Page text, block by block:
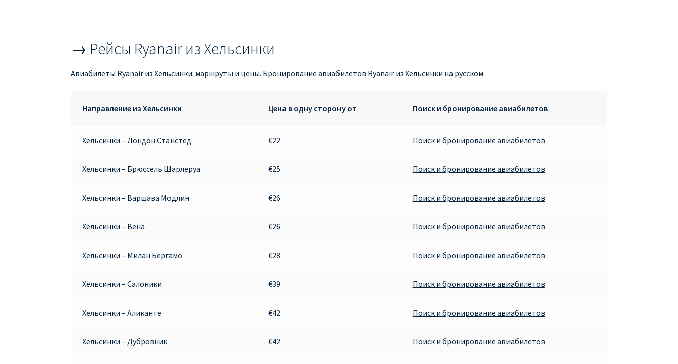
→ Рейсы Ryanair из Хельсинки
Авиабилеты Ryanair из Хельсинки: маршруты и цены. Бронирование авиабилетов Ryanair из Хельсинки на русском
Направление из Хельсинки Цена в одну сторону от Поиск и бронирование авиабилетов
Хельсинки – Лондон Станстед €22 Поиск и бронирование авиабилетов
Хельсинки – Брюссель Шарлеруа €25 Поиск и бронирование авиабилетов
Хельсинки – Варшава Модлин €26 Поиск и бронирование авиабилетов
Хельсинки – Вена €26 Поиск и бронирование авиабилетов
Хельсинки – Милан Бергамо €28 Поиск и бронирование авиабилетов
Хельсинки – Салоники €39 Поиск и бронирование авиабилетов
Хельсинки – Аликанте €42 Поиск и бронирование авиабилетов
Хельсинки – Дубровник €42 Поиск и бронирование авиабилетов